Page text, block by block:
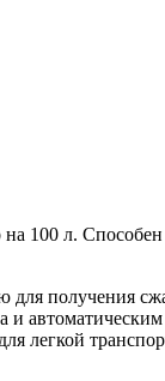
100 л. Cпособен
получения
и
легкой